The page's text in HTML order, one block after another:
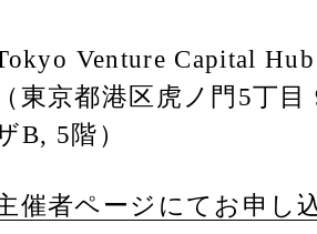
Venture Capital Hub
（東京都港区虎ノ門5丁
B, 5階）
催者ページにてお申し